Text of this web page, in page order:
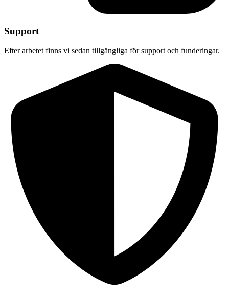
Support
Efter arbetet finns vi sedan tillgängliga för support och funderingar.